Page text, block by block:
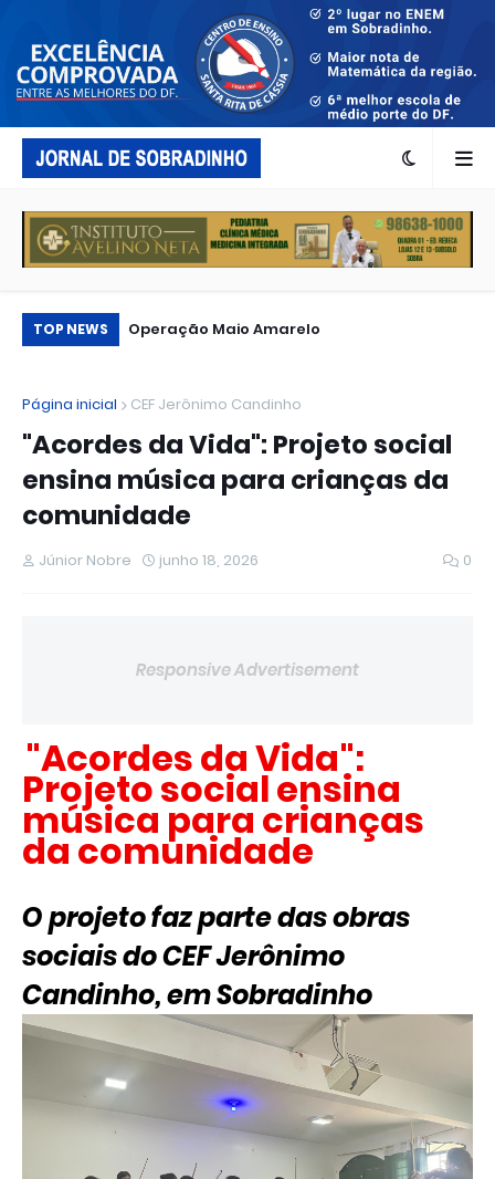
TOP NEWS Operação Maio Amarelo
Espetáculo leva a escolas de Sobradinho
feminicídio
Página inicial CEF Jerônimo Candinho
"Acordes da Vida": Projeto social
ensina música para crianças da
comunidade
Júnior Nobre junho 18, 2026 0
Responsive Advertisement
"Acordes da Vida":
Projeto social ensina
música para crianças
da comunidade
O projeto faz parte das obras
sociais do CEF Jerônimo
Candinho, em Sobradinho